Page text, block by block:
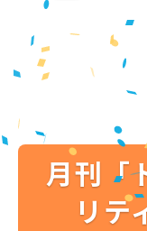
月刊「
リテ